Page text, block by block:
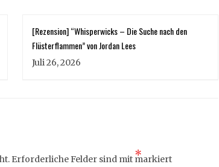
[Rezension] “Whisperwicks – Die Suche nach den
Flüsterflammen” von Jordan Lees
Juli 26, 2026
Erforderliche Felder sind mit *
markiert